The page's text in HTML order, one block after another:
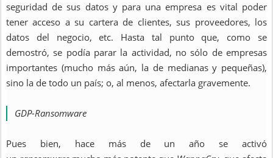
seguridad de sus datos y para una empresa es vital poder
tener acceso a su cartera de clientes, sus proveedores, los
datos del negocio, etc. Hasta tal punto que, como se
demostró, se podía parar la actividad, no sólo de empresas
importantes (mucho más aún, la de medianas y pequeñas),
sino la de todo un país; o, al menos, afectarla gravemente.
GDP-Ransomware
Pues bien, hace más de un año se activó